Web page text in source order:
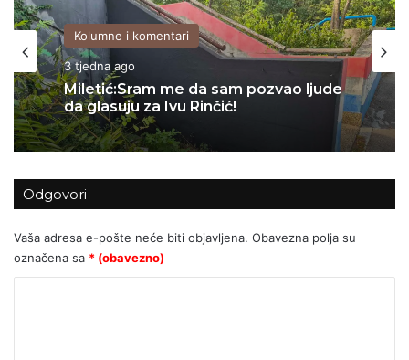
Kolumne i komentari
3 tjedna ago
Miletić:Sram me da sam pozvao ljude
Kolumne i komentari
06/07/2026
stotine tisuća eura?
Odgovori
Vaša adresa e-pošte neće biti objavljena. Obavezna polja su
označena sa * (obavezno)